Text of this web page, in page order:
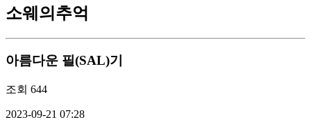
소웨의추억
아름다운 필(SAL)기
조회 644
2023-09-21 07:28